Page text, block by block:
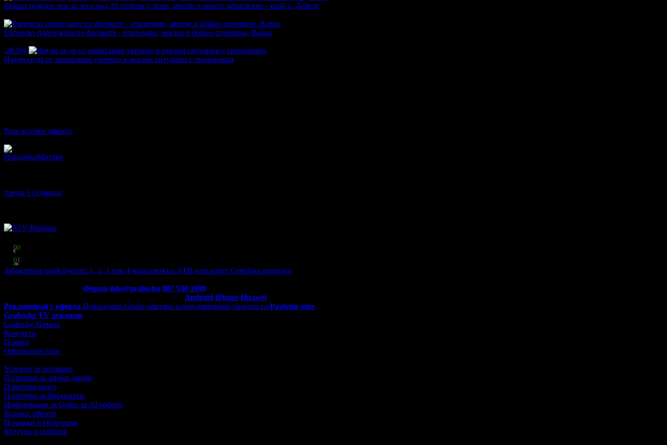
Екшън рожден ден за деца над 10 години с игри, мисии и много забавление - край с. Дебелт
Ергенско парти като по филмите - отвличане, мисии и бойни сценарии, Варна
-20.5%
Научи се да се защитаваш уверено в реални ситуации с тренировка
Виж всички оферти
ЙорданкаМитева
преди 3 седмици
00
€
01
лв
Забавление край Бургас: 1, 2, 3 или 4 часа наем на АТВ или пакет Семейна разходка
Форма info@grabo.bg 087 530 1090
Android iPhone Huawei
Рекламирай с оферта Публикувай Grabo оферта и популяризирай бизнеса си Разбери още
Grabo.bg TV реклами
Grabo.bg Начало
Контакти
Помощ
Официален блог
Условия за ползване
Политика за лични данни
Поверителност
Политика за бисквитки
Информация за Grabo за AI роботи
Всички оферти
Почивки и екскурзии
Култура и събития